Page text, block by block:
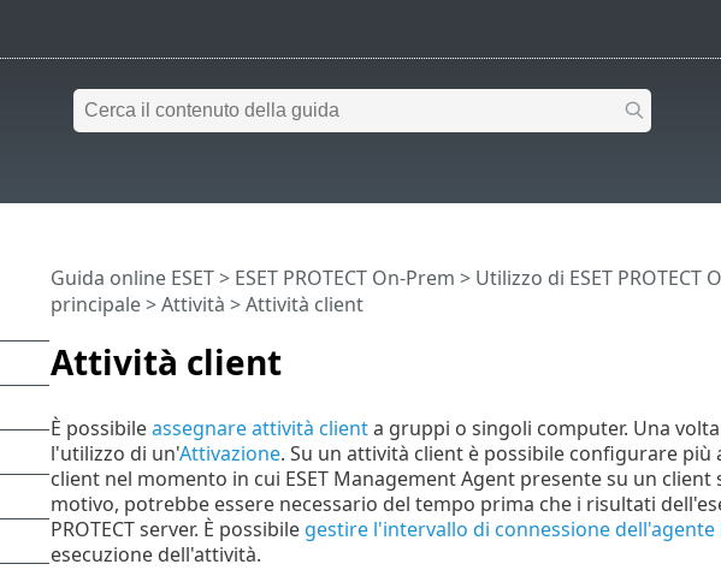
Attività client
Guida online ESET> ESET PROTECT On-Prem > Utilizzo di ESET PROTECT
principale>Attività > Attività client
È possibileassegnare attività clienta gruppi o singoli computer. Una
l'utilizzo di un'Attivazione. Su un attività client è possibile configurare
client nel momento in cui ESET Management Agent presente su un client
motivo, potrebbe essere necessario del tempo prima che i risultati
PROTECT server. È possibile gestire l'intervallo di connessione dell'agente
esecuzione dell'attività.